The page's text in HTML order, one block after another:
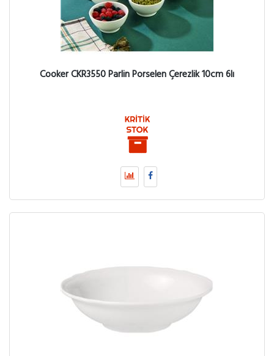
Cooker CKR3550 Parlin Porselen Çerezlik 10cm 6lı